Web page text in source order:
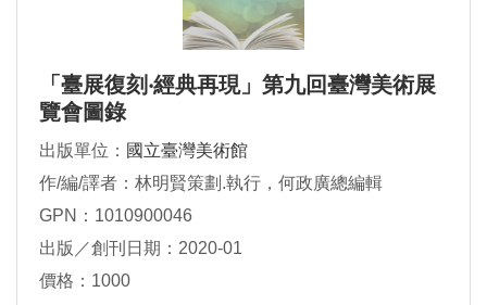
「臺展復刻‧經典再現」第九回臺灣美術展
覽會圖錄
出版單位： 國立臺灣美術館
作/編/譯者：林明賢策劃.執行，何政廣總編輯
GPN：1010900046
出版／創刊日期：2020-01
價格：1000